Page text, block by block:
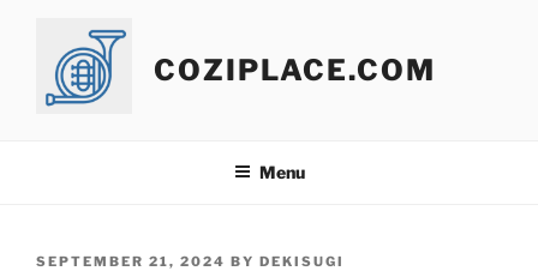
content
COZIPLACE.COM
Menu
POSTED
SEPTEMBER 21, 2024 BY DEKISUGI